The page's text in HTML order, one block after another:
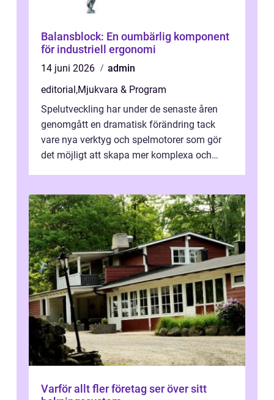
Balansblock: En oumbärlig komponent
för industriell ergonomi
14 juni 2026
admin
editorial,Mjukvara & Program
Spelutveckling har under de senaste åren
genomgått en dramatisk förändring tack
vare nya verktyg och spelmotorer som gör
det möjligt att skapa mer komplexa och
Varför allt fler företag ser över sitt